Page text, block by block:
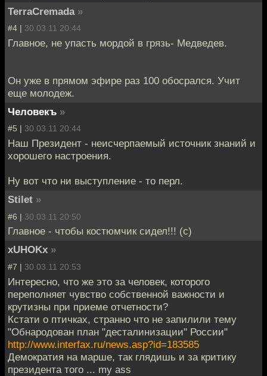
TerraCremada »
#4 | 30.03.11 20:44
Главное, не упасть мордой в грязь- Медведев.
Он уже в прямом эфире раз 100 обосрался. Учит
еще молодеж.
Человекъ »
#5 | 30.03.11 20:44
Наш Президент - неисчерпаемый источник знаний и
хорошего настроения.
Ну вот что ни выступление - то перл.
Stilet »
#6 | 30.03.11 20:50
Главное - чтобы костюмчик сидел!!! (с)
xUHOKx »
#7 | 30.03.11 20:53
Интересно, что же это за человек, которого
переполняет чувство собственной важности и
крутизны при приеме отчетности?
Кстати о птичках, странно что не запилили тему
"Обнародован план "десталинизации" России"
http://www.interfax.ru/news.asp?id=183585
Демократия на марше, так глядишь и за критику
президента того ... my ass